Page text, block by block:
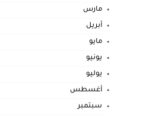
مارس
أبريل
مايو
يونيو
يوليو
أغسطس
سبتمبر